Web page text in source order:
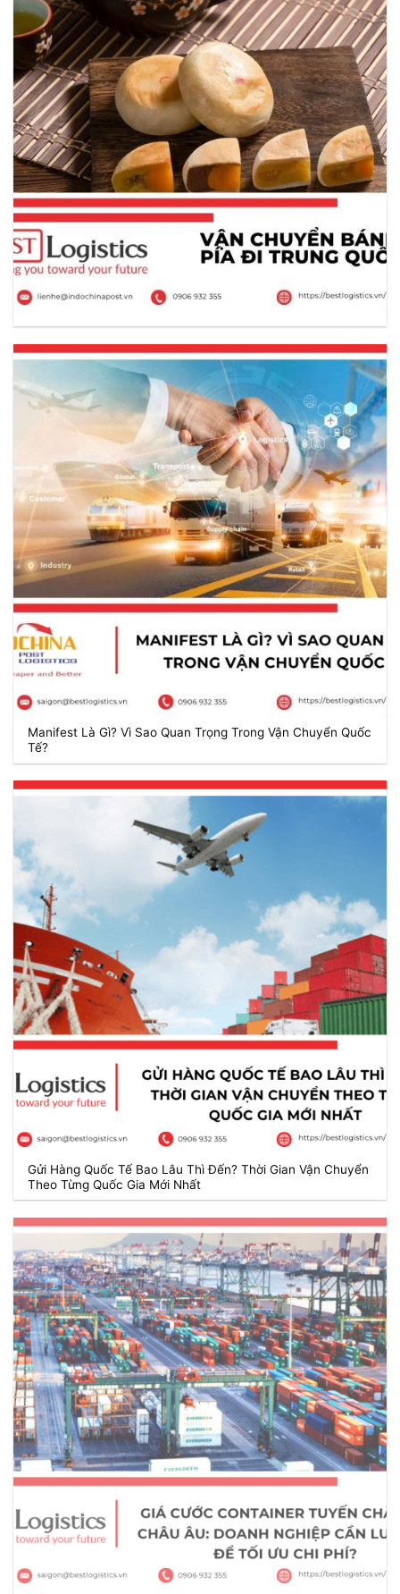
Manifest Là Gì? Vì Sao Quan Trọng Trong Vận Chuyển Quốc
Tế?
Gửi Hàng Quốc Tế Bao Lâu Thì Đến? Thời Gian Vận Chuyển
Theo Từng Quốc Gia Mới Nhất